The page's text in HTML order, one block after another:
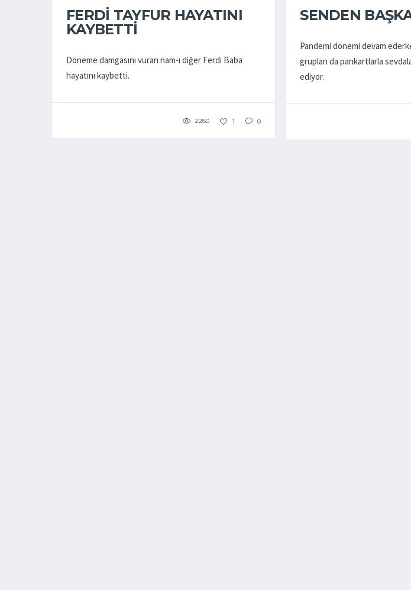
FERDİ TAYFUR HAYATINI
KAYBETTİ
Döneme damgasını vuran nam-ı diğer Ferdi Baba
hayatını kaybetti.
2280 1 0
SENDEN
Pandemi dönemi devam
grupları da pankartlarla
ediyor.